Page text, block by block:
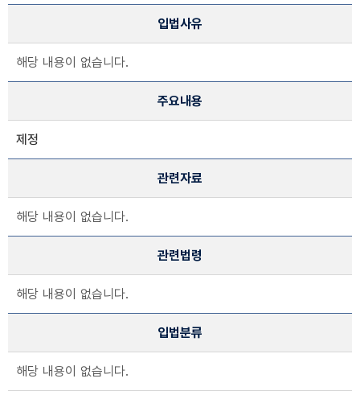
입법사유
해당 내용이 없습니다.
주요내용
제정
관련자료
해당 내용이 없습니다.
관련법령
해당 내용이 없습니다.
입법분류
해당 내용이 없습니다.